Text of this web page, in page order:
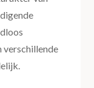
verschillende